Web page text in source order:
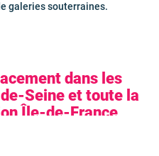
galeries souterraines.
dans les
Seine et toute la
Île-de-France